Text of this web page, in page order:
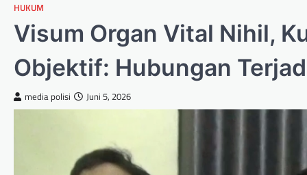
HUKUM
Visum Organ Vital Nihil,
Objektif: Hubungan
media polisi Juni 5, 2026